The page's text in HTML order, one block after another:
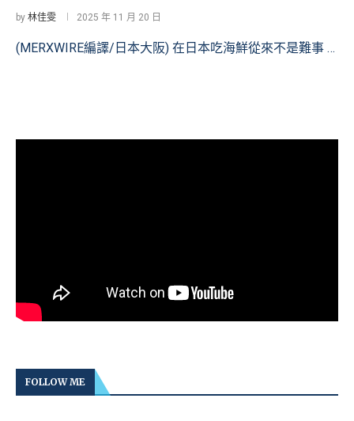
by 林佳雯 2025 年 11 月 20 日
(MERXWIRE編譯/日本大阪) 在日本吃海鮮從來不是難事 …
FOLLOW ME